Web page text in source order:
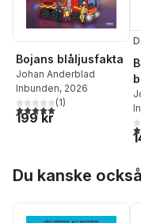
Bojans blåljusfakta
Johan Anderblad
Inbunden, 2026
5,0utav 5 stjärnor. Totalt
(1)
199 kr
Du kanske